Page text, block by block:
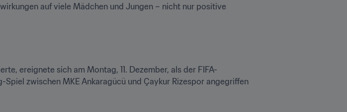
auf viele Mädchen und Jungen – nicht nur positive
ereignete sich am Montag, 11. Dezember, als der FIFA-
zwischen MKE Ankaragücü und Çaykur Rizespor angegriffen